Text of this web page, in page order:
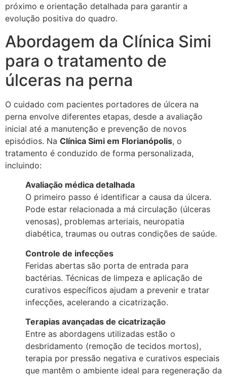
próximo e orientação detalhada para garantir a
evolução positiva do quadro.
Abordagem da Clínica Simi
para o tratamento de
úlceras na perna
O cuidado com pacientes portadores de úlcera na
perna envolve diferentes etapas, desde a avaliação
inicial até a manutenção e prevenção de novos
episódios. Na Clínica Simi em Florianópolis, o
tratamento é conduzido de forma personalizada,
incluindo:
Avaliação médica detalhada
O primeiro passo é identificar a causa da úlcera.
Pode estar relacionada a má circulação (úlceras
venosas), problemas arteriais, neuropatia
diabética, traumas ou outras condições de saúde.
Controle de infecções
Feridas abertas são porta de entrada para
bactérias. Técnicas de limpeza e aplicação de
curativos específicos ajudam a prevenir e tratar
infecções, acelerando a cicatrização.
Terapias avançadas de cicatrização
Entre as abordagens utilizadas estão o
desbridamento (remoção de tecidos mortos),
terapia por pressão negativa e curativos especiais
que mantêm o ambiente ideal para regeneração da